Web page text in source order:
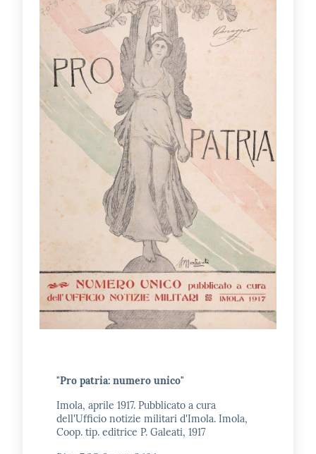
Catalogo
on line
"Pro patria: numero unico"
Imola, aprile 1917. Pubblicato a cura
dell'Ufficio notizie militari d'Imola. Imola,
Coop. tip. editrice P. Galeati, 1917